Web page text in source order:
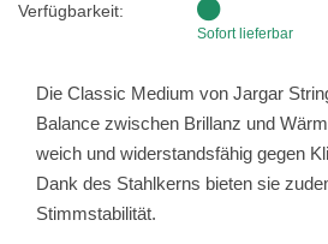
Verfügbarkeit:
Sofort lieferbar
Die Classic Medium von Jargar
Balance zwischen Brillanz und
weich und widerstandsfähig gegen
Dank des Stahlkerns bieten sie
Stimmstabilität.